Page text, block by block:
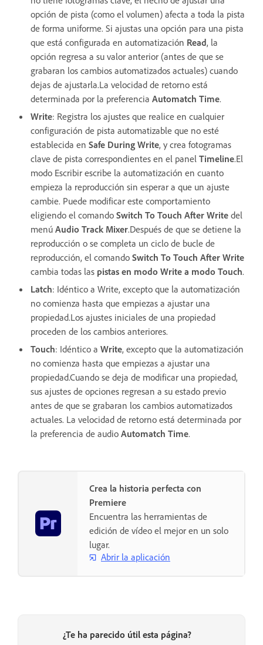
opción de pista (como el volumen) afecta a toda la pista
de forma uniforme. Si ajustas una opción para una pista
que está configurada en automatización Read, la
opción regresa a su valor anterior (antes de que se
grabaran los cambios automatizados actuales) cuando
dejas de ajustarla.La velocidad de retorno está
determinada por la preferencia Automatch Time.
Write: Registra los ajustes que realice en cualquier
configuración de pista automatizable que no esté
establecida en Safe During Write, y crea fotogramas
clave de pista correspondientes en el panel Timeline.El
modo Escribir escribe la automatización en cuanto
empieza la reproducción sin esperar a que un ajuste
cambie. Puede modificar este comportamiento
eligiendo el comando Switch To Touch After Write del
menú Audio Track Mixer.Después de que se detiene la
reproducción o se completa un ciclo de bucle de
reproducción, el comando Switch To Touch After Write
cambia todas las pistas en modo Write a modo Touch.
Latch: Idéntico a Write, excepto que la automatización
no comienza hasta que empiezas a ajustar una
propiedad.Los ajustes iniciales de una propiedad
proceden de los cambios anteriores.
Touch: Idéntico a Write, excepto que la automatización
no comienza hasta que empiezas a ajustar una
propiedad.Cuando se deja de modificar una propiedad,
sus ajustes de opciones regresan a su estado previo
antes de que se grabaran los cambios automatizados
actuales. La velocidad de retorno está determinada por
la preferencia de audio Automatch Time.
Crea la historia perfecta con
Premiere
Encuentra las herramientas de
edición de vídeo el mejor en un solo
lugar.
Abrir la aplicación
¿Te ha parecido útil esta página?